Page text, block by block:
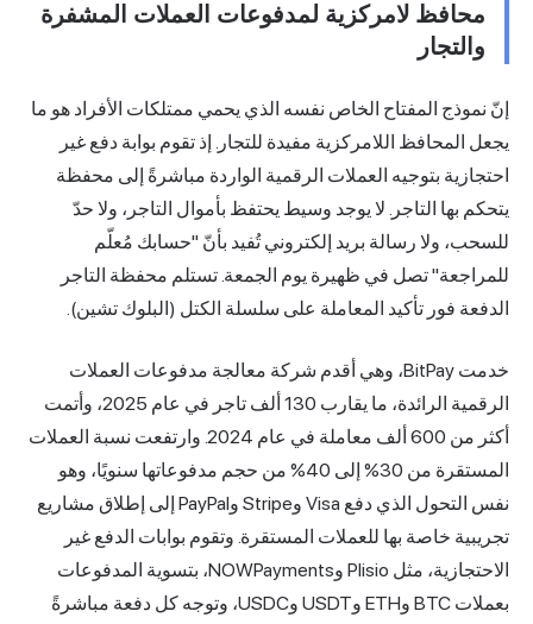
محافظ لامركزية لمدفوعات العملات المشفرة
والتجار
إنّ نموذج المفتاح الخاص نفسه الذي يحمي ممتلكات الأفراد هو ما
يجعل المحافظ اللامركزية مفيدة للتجار. إذ تقوم بوابة دفع غير
احتجازية بتوجيه العملات الرقمية الواردة مباشرةً إلى محفظة
يتحكم بها التاجر. لا يوجد وسيط يحتفظ بأموال التاجر، ولا حدّ
للسحب، ولا رسالة بريد إلكتروني تُفيد بأنّ "حسابك مُعلّم
للمراجعة" تصل في ظهيرة يوم الجمعة. تستلم محفظة التاجر
الدفعة فور تأكيد المعاملة على سلسلة الكتل (البلوك تشين).
خدمت BitPay، وهي أقدم شركة معالجة مدفوعات العملات
الرقمية الرائدة، ما يقارب 130 ألف تاجر في عام 2025، وأتمت
أكثر من 600 ألف معاملة في عام 2024. وارتفعت نسبة العملات
المستقرة من 30% إلى 40% من حجم مدفوعاتها سنويًا، وهو
نفس التحول الذي دفع Visa وStripe وPayPal إلى إطلاق مشاريع
تجريبية خاصة بها للعملات المستقرة. وتقوم بوابات الدفع غير
الاحتجازية، مثل Plisio وNOWPayments، بتسوية المدفوعات
بعملات BTC وETH وUSDT وUSDC، وتوجه كل دفعة مباشرةً